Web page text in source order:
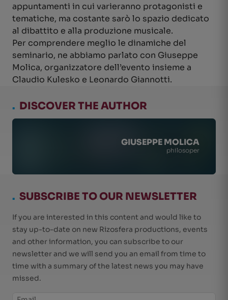
. DISCOVER THE AUTHOR
GIUSEPPE MOLICA
philosoper
appuntamenti in cui varieranno protagonisti e
tematiche, ma costante sarò lo spazio dedicato
al dibattito e alla produzione musicale.
Per comprendere meglio le dinamiche del
seminario, ne abbiamo parlato con Giuseppe
Molica, organizzatore dell’evento insieme a
Claudio Kulesko e Leonardo Giannotti.
. SUBSCRIBE TO OUR NEWSLETTER
If you are interested in this content and would like to
stay up-to-date on new Rizosfera productions, events
and other information, you can subscribe to our
newsletter and we will send you an email from time to
time with a summary of the latest news you may have
missed.